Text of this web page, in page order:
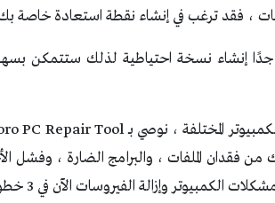
، فقد ترغب في إنشاء نقطة استعادة خاصة
إنشاء نسخة احتياطية لذلك ستتمكن
من فقدان الملفات ، والبرامج الضارة ،
الكمبيوتر وإزالة الفيروسات الآن في 3 خطوات سهلة: